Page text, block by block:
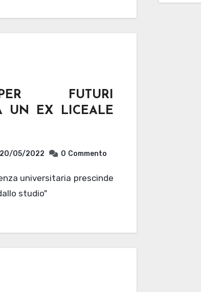
FUTURI
UN EX LICEALE
20/05/2022 0 Commento
studio"